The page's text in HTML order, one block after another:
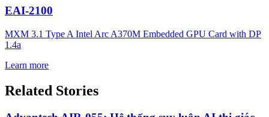
EAI-2100
MXM 3.1 Type A Intel Arc A370M Embedded GPU Card with DP
1.4a
Learn more
Related Stories